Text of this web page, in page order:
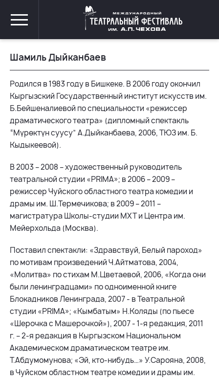
Шамиль Дыйканбаев
Родился в 1983 году в Бишкеке. В 2006 году окончил
Кыргызский Государственный институт искусств им.
Б.Бейшеналиевой по специальности «режиссер
драматического театра» (дипломный спектакль
“Мүрөктүн суусу” А.Дыйканбаева, 2006, ТЮЗ им. Б.
Кыдыкеевой).
В 2003 – 2008 – художественный руководитель
театральной студии «PRIMA»; в 2006 – 2009 –
режиссер Чуйского областного театра комедии и
драмы им. Ш.Термечикова; в 2009 – 2011 –
магистратура Школы-студии МХТ и Центра им.
Мейерхольда (Москва).
Поставил спектакли: «Здравствуй, Белый пароход»
по мотивам произведений Ч.Айтматова, 2004,
«Молитва» по стихам М.Цветаевой, 2006, «Когда они
были ленинградцами» по одноименной книге
Блокадников Ленинграда, 2007 - в Театральной
студии «PRIMA»; «Кымбатым» Н.Коляды (по пьесе
«Шерочка с Машерочкой»), 2007 - 1-я редакция, 2011
г. – 2-я редакция в Кыргызском Национальном
Академическом драматическом театре им.
Т.Абдумомунова; «Эй, кто-нибудь…» У.Сарояна, 2008,
в Чуйском областном театре комедии и драмы им.